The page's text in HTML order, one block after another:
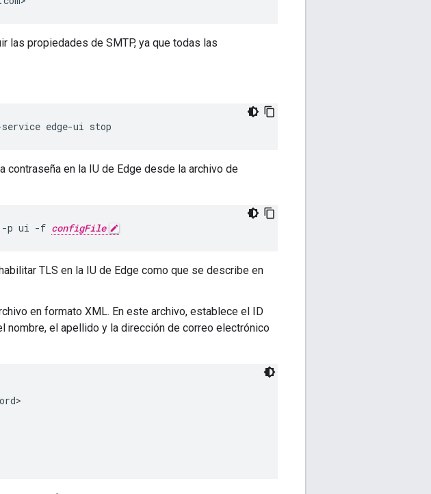
las propiedades de SMTP, ya que todas las
edge-ui stop
contraseña en la IU de Edge desde la archivo de
-p ui -f configFile
TLS en la IU de Edge como que se describe en
en formato XML. En este archivo, establece el ID
nombre, el apellido y la dirección de correo electrónico